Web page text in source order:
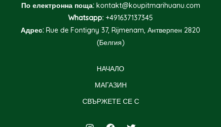
По електронна поща: kontakt@koupitmarihuanu.com
Whatsapp: +491637137345
Адрес: Rue de Fontigny 37, Rijmenam, Антверпен 2820
(Белгия)
НАЧАЛО
МАГАЗИН
СВЪРЖЕТЕ СЕ С